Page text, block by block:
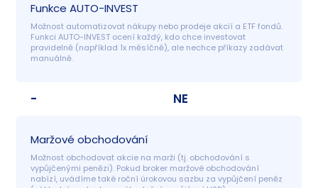
Funkce AUTO-INVEST
Možnost automatizovat nákupy nebo prodeje akcií a ETF fondů.
Funkci AUTO-INVEST ocení každý, kdo chce investovat
pravidelně (například 1x měsíčně), ale nechce příkazy zadávat
manuálně.
- NE
Maržové obchodování
Možnost obchodovat akcie na marži (tj. obchodování s
vypůjčenými penězi). Pokud broker maržové obchodování
nabízí, uvádíme také roční úrokovou sazbu za vypůjčení peněz